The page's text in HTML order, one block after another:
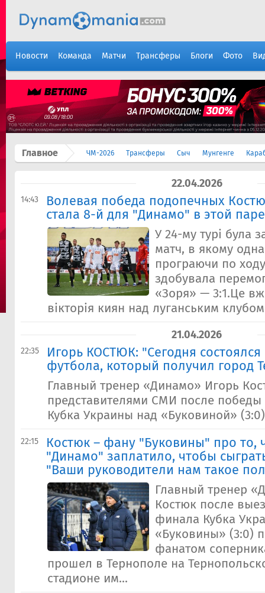
Новости Команда Матчи Трансферы Блоги Фото
Главное ЧМ-2026 Трансферы Сыч Мунгенге
22.04.2026
14:43
Волевая победа подопечных
стала 8-й для "Динамо" в этой паре
У 24-му турі була
матч, в якому
програючи по
здобувала
«Зоря» — 3:1.Це
вікторія киян над луганським
21.04.2026
22:35
Игорь КОСТЮК: "Сегодня
футбола, который получил город
Главный тренер «Динамо» Игорь
представителями СМИ после
Кубка Украины над «Буковиной»
22:15
Костюк – фану "Буковины" про то,
"Динамо" заплатило, чтобы
"Ваши руководители нам такое
Главный тренер
Костюк после
финала Кубка
«Буковины» (3:0)
фанатом
прошел в Тернополе на
стадионе им...